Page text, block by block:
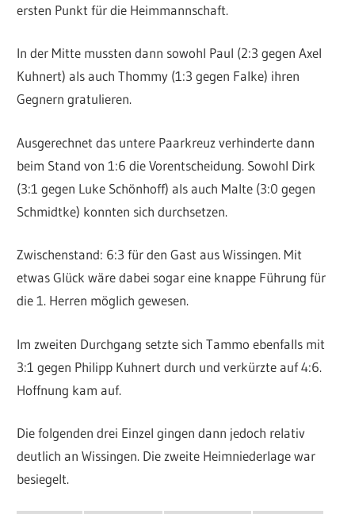
ersten Punkt für die Heimmannschaft.
In der Mitte mussten dann sowohl Paul (2:3 gegen Axel
Kuhnert) als auch Thommy (1:3 gegen Falke) ihren
Gegnern gratulieren.
Ausgerechnet das untere Paarkreuz verhinderte dann
beim Stand von 1:6 die Vorentscheidung. Sowohl Dirk
(3:1 gegen Luke Schönhoff) als auch Malte (3:0 gegen
Schmidtke) konnten sich durchsetzen.
Zwischenstand: 6:3 für den Gast aus Wissingen. Mit
etwas Glück wäre dabei sogar eine knappe Führung für
die 1. Herren möglich gewesen.
Im zweiten Durchgang setzte sich Tammo ebenfalls mit
3:1 gegen Philipp Kuhnert durch und verkürzte auf 4:6.
Hoffnung kam auf.
Die folgenden drei Einzel gingen dann jedoch relativ
deutlich an Wissingen. Die zweite Heimniederlage war
besiegelt.